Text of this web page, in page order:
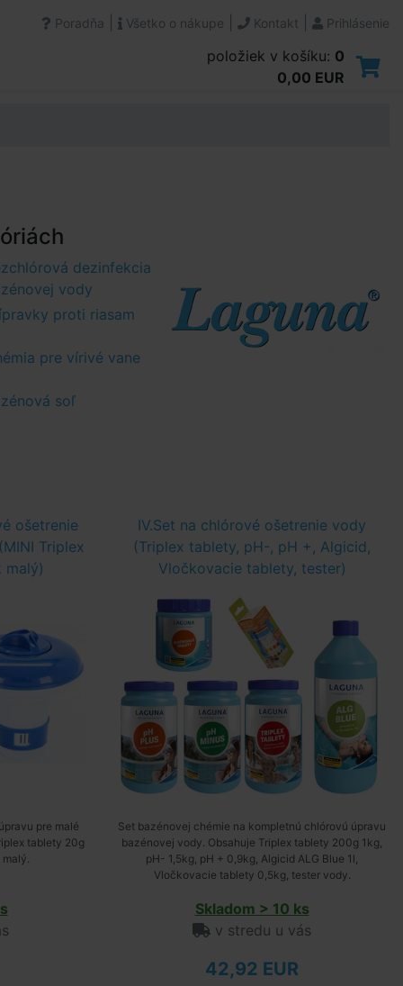
Poradňa Všetko o nákupe Kontakt Prihlásenie
položiek v košíku: 0
0,00 EUR
dezinfekcia
vody
proti riasam
pre vírivé vane
soľ
ošetrenie
Triplex
malý)
pre malé
tablety 20g
IV.Set na chlórové ošetrenie vody
(Triplex tablety, pH-, pH +, Algicid,
Vločkovacie tablety, tester)
Set bazénovej chémie na kompletnú chlórovú úpravu
bazénovej vody. Obsahuje Triplex tablety 200g 1kg,
pH- 1,5kg, pH + 0,9kg, Algicid ALG Blue 1l,
Vločkovacie tablety 0,5kg, tester vody.
Skladom > 10 ks
v stredu u vás
42,92 EUR